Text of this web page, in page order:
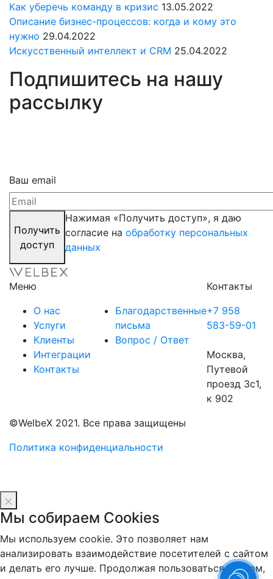
Как уберечь команду в кризис 13.05.2022
Описание бизнес-процессов: когда и кому это
нужно 29.04.2022
Искусственный интеллект и CRM 25.04.2022
Подпишитесь на нашу
рассылку
Ваш email
Получить
доступ
Нажимая «Получить доступ», я даю
согласие на обработку персональных
данных
Меню
О нас
Услуги
Клиенты
Интеграции
Контакты
Благодарственные
письма
Вопрос / Ответ
Контакты
+7 958
583-59-01
Москва,
Путевой
проезд 3с1,
к 902
©WelbeX 2021. Все права защищены
Политика конфиденциальности
Мы собираем Cookies
Мы используем cookie. Это позволяет нам
анализировать взаимодействие посетителей с сайтом
и делать его лучше. Продолжая пользоваться сайтом,